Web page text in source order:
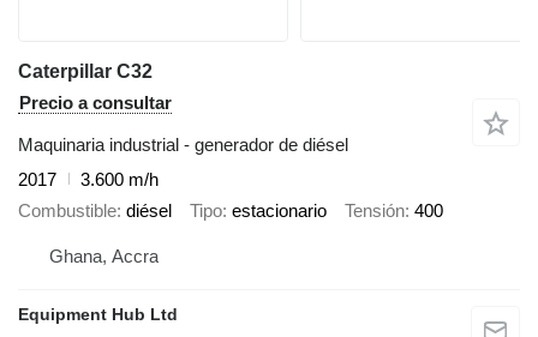
Caterpillar C32
Precio a consultar
Maquinaria industrial - generador de diésel
2017
3.600 m/h
Combustible diésel Tipo estacionario Tensión 400
Ghana, Accra
Equipment Hub Ltd